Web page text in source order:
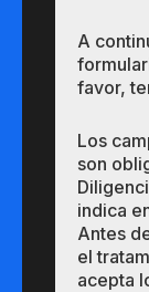
A
favor,
Los
son
indica
Antes
el
acepta